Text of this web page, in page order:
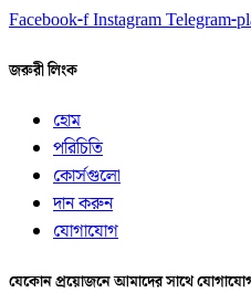
Facebook-fInstagramTelegram-
জরুরী লিংক
হোম
পরিচিতি
কোর্সগুলো
দান করুন
যোগাযোগ
যেকোন প্রয়োজনে আমাদের সাথে